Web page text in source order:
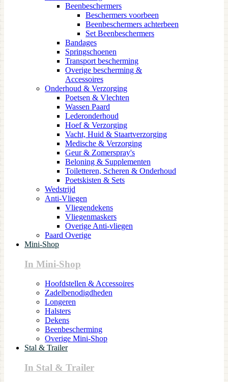
Beenbeschermers
Beschermers voorbeen
Beenbeschermers achterbeen
Set Beenbeschermers
Bandages
Springschoenen
Transport bescherming
Overige bescherming &
Accessoires
Onderhoud & Verzorging
Poetsen & Vlechten
Wassen Paard
Lederonderhoud
Hoef & Verzorging
Vacht, Huid & Staartverzorging
Medische & Verzorging
Geur & Zomerspray's
Beloning & Supplementen
Toiletteren, Scheren & Onderhoud
Poetskisten & Sets
Wedstrijd
Anti-Vliegen
Vliegendekens
Vliegenmaskers
Overige Anti-vliegen
Paard Overige
Mini-Shop
In Mini-Shop
Hoofdstellen & Accessoires
Zadelbenodigdheden
Longeren
Halsters
Dekens
Beenbescherming
Overige Mini-Shop
Stal & Trailer
In Stal & Trailer